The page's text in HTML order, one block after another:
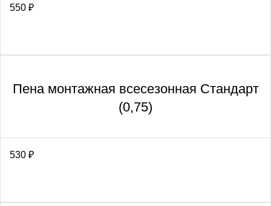
550 ₽
Пена монтажная всесезонная Стандарт
(0,75)
530 ₽